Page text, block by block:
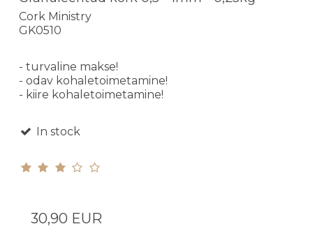
Cork Ministry
GK0510
- turvaline makse!
- odav kohaletoimetamine!
- kiire kohaletoimetamine!
In stock
30,90 EUR